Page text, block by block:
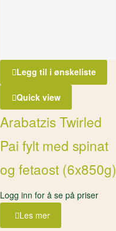
Legg til i ønskeliste
Quick view
Arabatzis Twirled
Pai fylt med spinat
og fetaost (6x850g)
Logg inn for å se på priser
Les mer